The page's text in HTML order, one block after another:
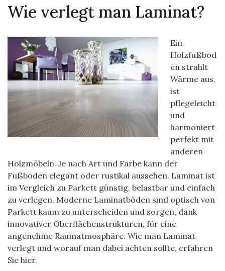
Wie verlegt man Laminat?
Ein
Holzfußbod
en strahlt
Wärme aus,
ist
pflegeleicht
und
harmoniert
perfekt mit
anderen
Holzmöbeln. Je nach Art und Farbe kann der
Fußboden elegant oder rustikal aussehen. Laminat ist
im Vergleich zu Parkett günstig, belastbar und einfach
zu verlegen. Moderne Laminatböden sind optisch von
Parkett kaum zu unterscheiden und sorgen, dank
innovativer Oberflächenstrukturen, für eine
angenehme Raumatmosphäre. Wie man Laminat
verlegt und worauf man dabei achten sollte, erfahren
Sie hier.